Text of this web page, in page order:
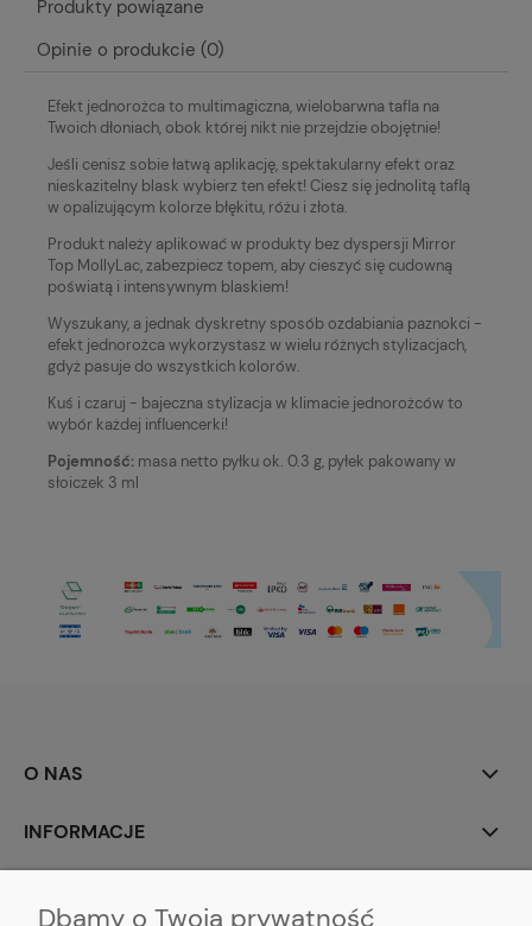
Produkty powiązane
Opinie o produkcie (0)
Efekt jednorożca to multimagiczna, wielobarwna tafla na
Twoich dłoniach, obok której nikt nie przejdzie obojętnie!
Jeśli cenisz sobie łatwą aplikację, spektakularny efekt oraz
nieskazitelny blask wybierz ten efekt! Ciesz się jednolitą taflą
w opalizującym kolorze błękitu, różu i złota.
Produkt należy aplikować w produkty bez dyspersji Mirror
Top MollyLac, zabezpiecz topem, aby cieszyć się cudowną
poświatą i intensywnym blaskiem!
Wyszukany, a jednak dyskretny sposób ozdabiania paznokci -
efekt jednorożca wykorzystasz w wielu różnych stylizacjach,
gdyż pasuje do wszystkich kolorów.
Kuś i czaruj - bajeczna stylizacja w klimacie jednorożców to
wybór każdej influencerki!
Pojemność: masa netto pyłku ok. 0.3 g, pyłek pakowany w
słoiczek 3 ml
O NAS
INFORMACJE
Dbamy o Twoją prywatność